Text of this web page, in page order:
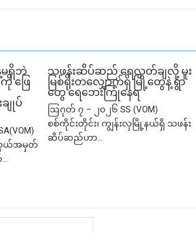
မရှိဘဲ
ဖြေ
ျုပ်
လှယ်အမှတ်
သဖန်းဆိပ်ဆည် ရေလွှတ်ချလို့ မူး
မြစ်ရိုးတလျှောက်ရှိ မြို့တွေနဲ့ ရွာ
တွေ ရေဘေးကြုံနေရ
ဩဂုတ် ၇ – ၂၀၂၆ SS (VOM)
စစ်ကိုင်းတိုင်း၊ ကျွန်းလှမြို့နယ်ရှိ သဖန်း
ဆိပ်ဆည်ဟာ...